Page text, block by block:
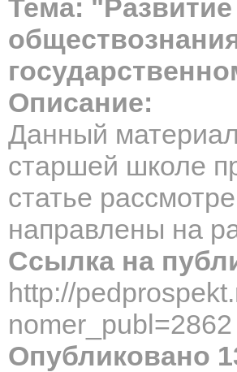
Тема:
Описание:
Данный
старшей школе
статье
направлены на
Ссылка на
http://
nomer_publ=2862
Опубликовано